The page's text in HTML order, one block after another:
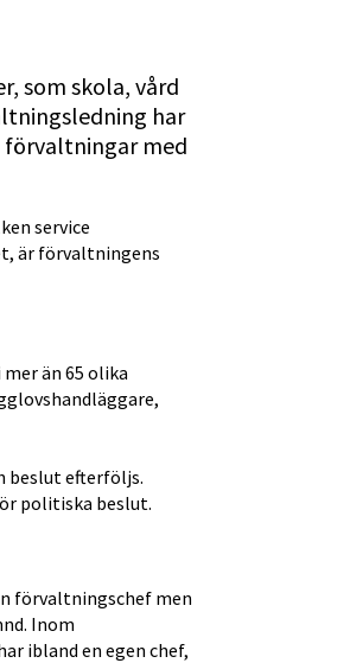
som skola, vård
har
förvaltningar med
service
är förvaltningens
än 65 olika
beslut efterföljs.
politiska beslut.
förvaltningschef men
Inom
ibland en egen chef,